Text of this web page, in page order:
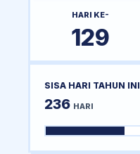
HARI KE-
129
SISA HARI TAHUN INI
236 HARI